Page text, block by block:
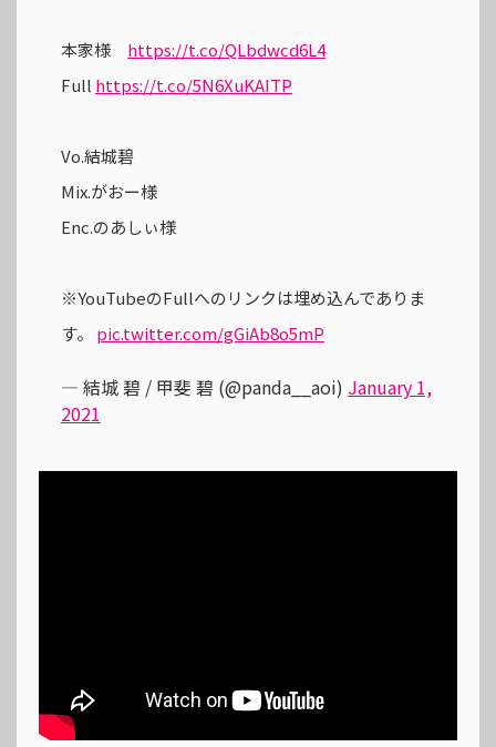
本家様 https://t.co/QLbdwcd6L4
Full https://t.co/5N6XuKAITP
Vo.結城碧
Mix.がおー様
Enc.のあしぃ様
※YouTubeのFullへのリンクは埋め込んでありま
す。 pic.twitter.com/gGiAb8o5mP
— 結城 碧 / 甲斐 碧 (@panda__aoi) January 1,
2021